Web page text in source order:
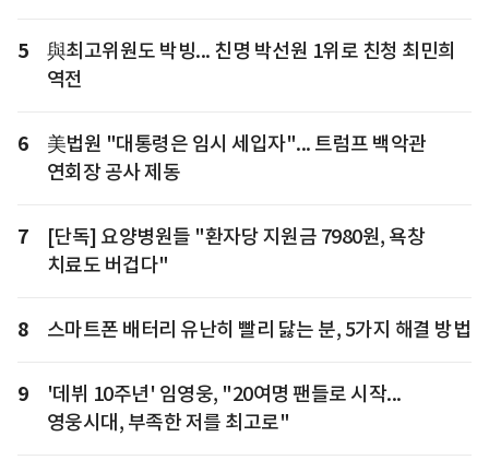
5
與최고위원도 박빙... 친명 박선원 1위로 친청 최민희
역전
6
美법원 "대통령은 임시 세입자"... 트럼프 백악관
연회장 공사 제동
7
[단독] 요양병원들 "환자당 지원금 7980원, 욕창
치료도 버겁다"
8 스마트폰 배터리 유난히 빨리 닳는 분, 5가지 해결 방법
9
'데뷔 10주년' 임영웅, "20여명 팬들로 시작...
영웅시대, 부족한 저를 최고로"